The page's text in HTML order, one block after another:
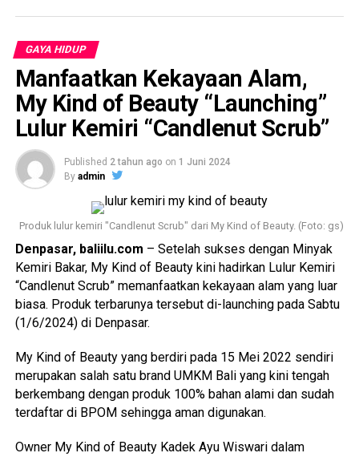
nol dengan tekad kuat, disiplin, serta semangat belajar
yang tinggi. Berbagai tantangan mulai dari cara melangkah
dicatwalk, melatihpublic speaking, memperdalam
wawasan, meningkatkan rasa percaya diri, hingga
mempersiapkan penampilan berhasil dilalui dengan kerja
keras dan dukungan dari keluarga, mentor, serta orang-
orang terdekat.
“Saya sangat bersyukur dan bangga bisa terpilih sebagai
Putri Remaja Indonesia Bali sekaligus juga meraih Puteri
Remaja Indonesia Bali Favourite 2026. Ini adalah
pengalaman pertama saya mengikuti ajang pageant,
sehingga perjalanan ini benar-benar dimulai dari nol.
Banyak proses yang saya jalani, mulai dari belajarcatwalk,
berbicara di depan umum, membangun kepercayaan diri,
hingga terus mengembangkan kemampuan diri. Gelar ini
jawab untuk membawa dampak positif bagi remaja Bali,”
ungkap Nindy.
Publik, Sekda Eddy Mulya Kembali Tinjau
GAYA HIDUP
Manfaatkan Kekayaan Alam,
My Kind of Beauty “Launching”
Lulur Kemiri “Candlenut Scrub”
Published 2 tahun ago on 1 Juni 2024
By admin
Produk lulur kemiri "Candlenut Scrub" dari My Kind of Beauty. (Foto: gs)
Denpasar, baliilu.com – Setelah sukses dengan Minyak
Kemiri Bakar, My Kind of Beauty kini hadirkan Lulur Kemiri
“Candlenut Scrub” memanfaatkan kekayaan alam yang luar
biasa. Produk terbarunya tersebut di-launching pada Sabtu
(1/6/2024) di Denpasar.
My Kind of Beauty yang berdiri pada 15 Mei 2022 sendiri
merupakan salah satu brand UMKM Bali yang kini tengah
berkembang dengan produk 100% bahan alami dan sudah
terdaftar di BPOM sehingga aman digunakan.
Owner My Kind of Beauty Kadek Ayu Wiswari dalam